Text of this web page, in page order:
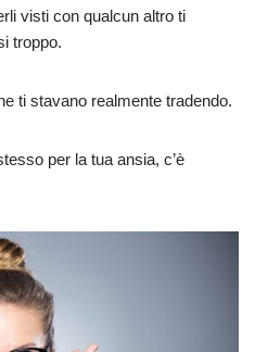
visti con qualcun altro ti
troppo.
ti stavano realmente tradendo.
per la tua ansia, c’è